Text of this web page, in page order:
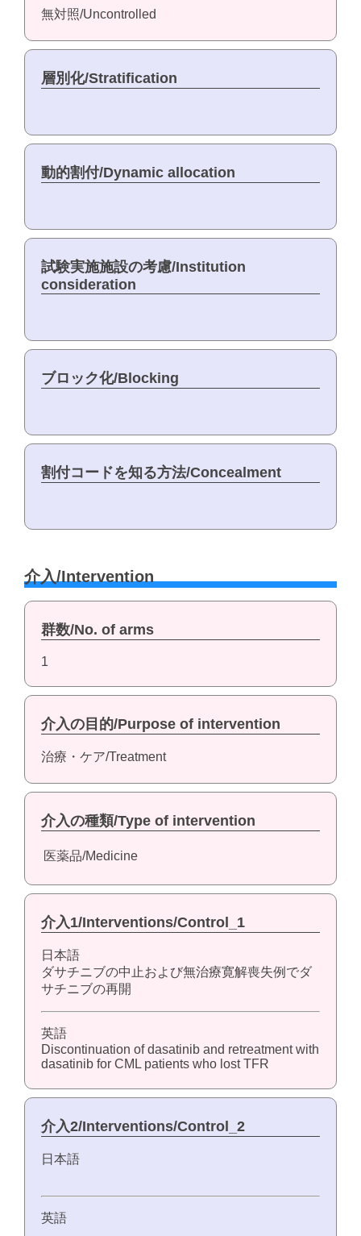
無対照/Uncontrolled
層別化/Stratification
動的割付/Dynamic allocation
試験実施施設の考慮/Institution
consideration
ブロック化/Blocking
割付コードを知る方法/Concealment
介入/Intervention
群数/No. of arms
1
介入の目的/Purpose of intervention
治療・ケア/Treatment
介入の種類/Type of intervention
医薬品/Medicine
介入1/Interventions/Control_1
日本語
ダサチニブの中止および無治療寛解喪失例でダ
サチニブの再開
英語
Discontinuation of dasatinib and retreatment with
dasatinib for CML patients who lost TFR
介入2/Interventions/Control_2
日本語
英語